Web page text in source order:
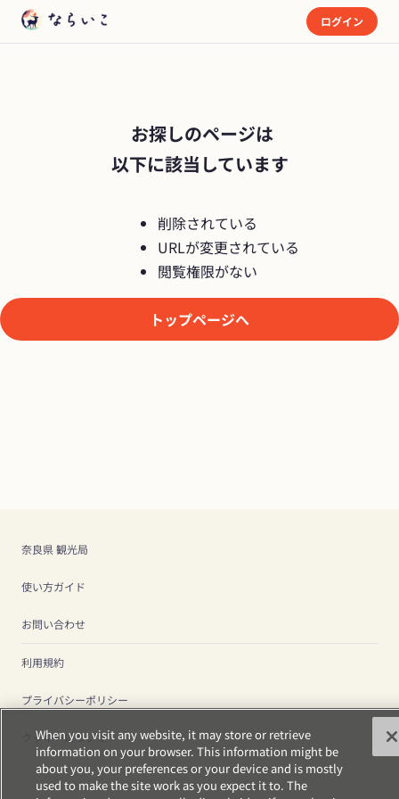
ログイン
以下に該当しています
削除されている
URLが変更されている
閲覧権限がない
トップページへ
奈良県 観光局
使い方ガイド
お問い合わせ
利用規約
プライバシーポリシー
クッキーについて
When you visit any website, it may store or retrieve
information on your browser. This information might be
about you, your preferences or your device and is mostly
used to make the site work as you expect it to. The